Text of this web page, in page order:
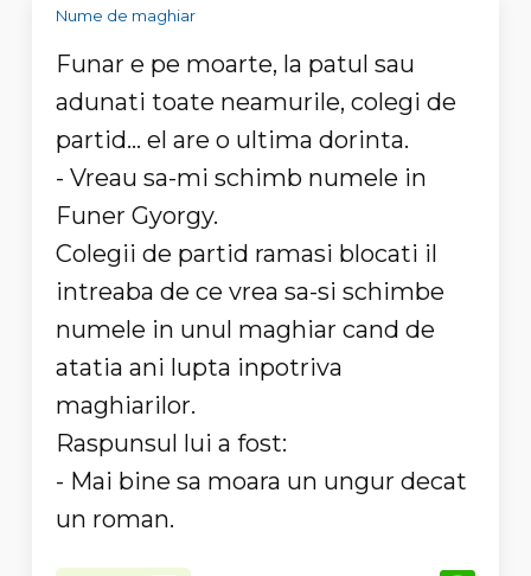
Nume de maghiar
Funar e pe moarte, la patul sau
adunati toate neamurile, colegi de
partid... el are o ultima dorinta.
- Vreau sa-mi schimb numele in
Funer Gyorgy.
Colegii de partid ramasi blocati il
intreaba de ce vrea sa-si schimbe
numele in unul maghiar cand de
atatia ani lupta inpotriva
maghiarilor.
Raspunsul lui a fost:
- Mai bine sa moara un ungur decat
un roman.